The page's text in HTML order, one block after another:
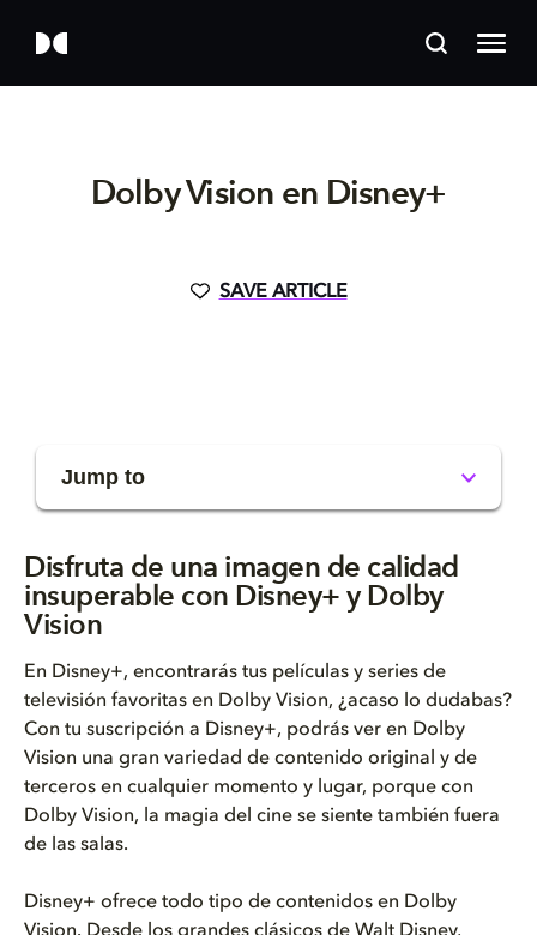
Dolby Vision en Disney+
SAVE ARTICLE
Jump to
Dolby Vision en Disney+ transf...
Disfruta de una imagen de calidad
insuperable con Disney+ y Dolby
Vision
En Disney+, encontrarás tus películas y series de
televisión favoritas en Dolby Vision, ¿acaso lo dudabas?
Con tu suscripción a Disney+, podrás ver en Dolby
Vision una gran variedad de contenido original y de
terceros en cualquier momento y lugar, porque con
Dolby Vision, la magia del cine se siente también fuera
de las salas.
Disney+ ofrece todo tipo de contenidos en Dolby